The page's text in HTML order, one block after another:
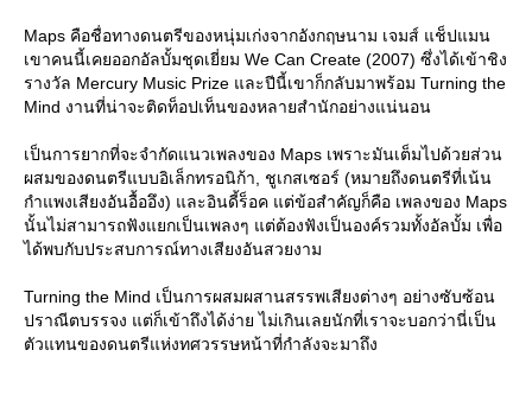
Maps คือชื่อทางดนตรีของหนุ่มเก่งจากอังกฤษนาม เจมส์ แช็ปแมน
เขาคนนี้เคยออกอัลบั้มชุดเยี่ยม We Can Create (2007) ซึ่งได้เข้าชิง
รางวัล Mercury Music Prize และปีนี้เขาก็กลับมาพร้อม Turning the
Mind งานที่น่าจะติดท็อปเท็นของหลายสำนักอย่างแน่นอน
เป็นการยากที่จะจำกัดแนวเพลงของ Maps เพราะมันเต็มไปด้วยส่วน
ผสมของดนตรีแบบอิเล็กทรอนิก้า, ชูเกสเซอร์ (หมายถึงดนตรีที่เน้น
กำแพงเสียงอันอื้ออึง) และอินดี้ร็อค แต่ข้อสำคัญก็คือ เพลงของ Maps
นั้นไม่สามารถฟังแยกเป็นเพลงๆ แต่ต้องฟังเป็นองค์รวมทั้งอัลบั้ม เพื่อ
ได้พบกับประสบการณ์ทางเสียงอันสวยงาม
Turning the Mind เป็นการผสมผสานสรรพเสียงต่างๆ อย่างซับซ้อน
ปราณีตบรรจง แต่ก็เข้าถึงได้ง่าย ไม่เกินเลยนักที่เราจะบอกว่านี่เป็น
ตัวแทนของดนตรีแห่งทศวรรษหน้าที่กำลังจะมาถึง